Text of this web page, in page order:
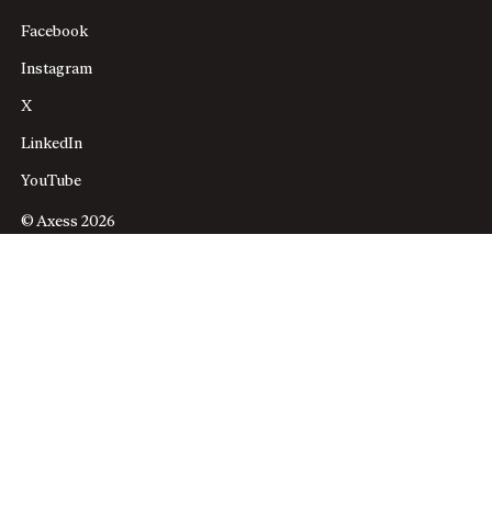
Facebook
Instagram
X
LinkedIn
YouTube
© Axess 2026